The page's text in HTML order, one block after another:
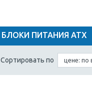
БЛОКИ ПИТАНИЯ ATX
Сортировать по